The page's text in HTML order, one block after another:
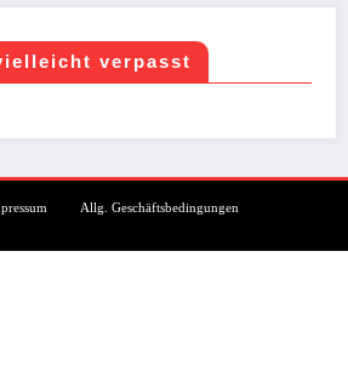
verpasst
Allg. Geschäftsbedingungen